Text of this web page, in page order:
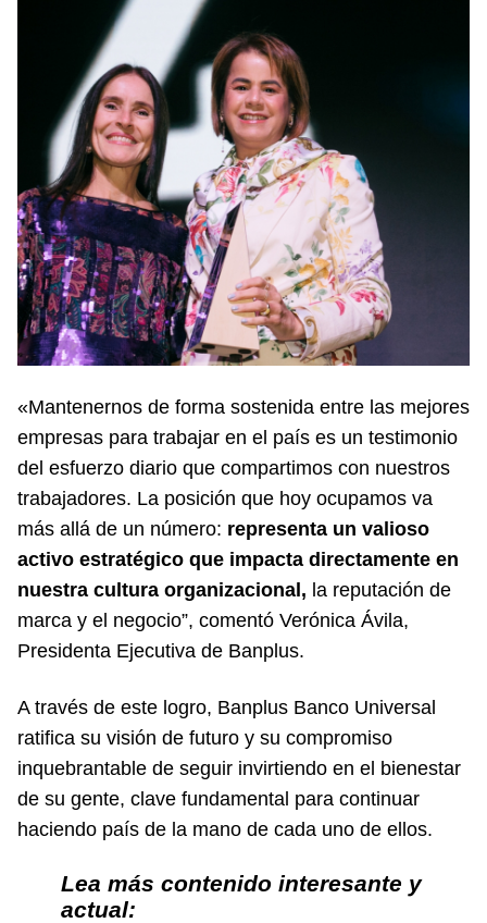
«Mantenernos de forma sostenida entre las mejores
empresas para trabajar en el país es un testimonio
del esfuerzo diario que compartimos con nuestros
trabajadores. La posición que hoy ocupamos va
más allá de un número: representa un valioso
activo estratégico que impacta directamente en
nuestra cultura organizacional, la reputación de
marca y el negocio”, comentó Verónica Ávila,
Presidenta Ejecutiva de Banplus.
A través de este logro, Banplus Banco Universal
ratifica su visión de futuro y su compromiso
inquebrantable de seguir invirtiendo en el bienestar
de su gente, clave fundamental para continuar
haciendo país de la mano de cada uno de ellos.
Lea más contenido interesante y
actual: